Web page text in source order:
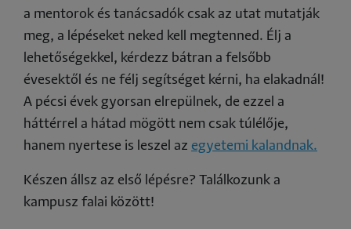
a mentorok és tanácsadók csak az utat mutatják
meg, a lépéseket neked kell megtenned. Élj a
lehetőségekkel, kérdezz bátran a felsőbb
évesektől és ne félj segítséget kérni, ha elakadnál!
A pécsi évek gyorsan elrepülnek, de ezzel a
háttérrel a hátad mögött nem csak túlélője,
hanem nyertese is leszel az egyetemi kalandnak.
Készen állsz az első lépésre? Találkozunk a
kampusz falai között!